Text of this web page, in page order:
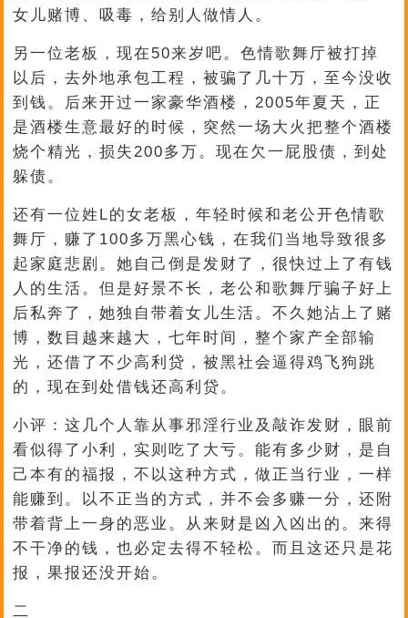
女儿赌博、吸毒，给别人做情人。
另一位老板，现在50来岁吧。色情歌舞厅被打掉
以后，去外地承包工程，被骗了几十万，至今没收
到钱。后来开过一家豪华酒楼，2005年夏天，正
是酒楼生意最好的时候，突然一场大火把整个酒楼
烧个精光，损失200多万。现在欠一屁股债，到处
躲债。
还有一位姓L的女老板，年轻时候和老公开色情歌
舞厅，赚了100多万黑心钱，在我们当地导致很多
起家庭悲剧。她自己倒是发财了，很快过上了有钱
人的生活。但是好景不长，老公和歌舞厅骗子好上
后私奔了，她独自带着女儿生活。不久她沾上了赌
博，数目越来越大，七年时间，整个家产全部输
光，还借了不少高利贷，被黑社会逼得鸡飞狗跳
的，现在到处借钱还高利贷。
小评：这几个人靠从事邪淫行业及敲诈发财，眼前
看似得了小利，实则吃了大亏。能有多少财，是自
己本有的福报，不以这种方式，做正当行业，一样
能赚到。以不正当的方式，并不会多赚一分，还附
带着背上一身的恶业。从来财是凶入凶出的。来得
不干净的钱，也必定去得不轻松。而且这还只是花
报，果报还没开始。
二